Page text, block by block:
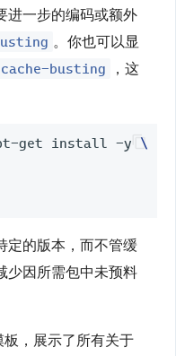
进一步的编码或额外
。你也可以显
cache-busting
，这
get install -y \
定的版本，而不管缓
少因所需包中未预料
，展示了所有关于